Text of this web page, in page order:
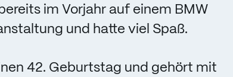
im Vorjahr auf einem BMW
und hatte viel Spaß.
42. Geburtstag und gehört mit